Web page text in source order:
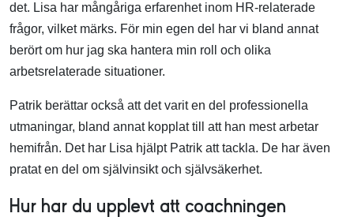
det. Lisa har mångåriga erfarenhet inom HR-relaterade
frågor, vilket märks. För min egen del har vi bland annat
berört om hur jag ska hantera min roll och olika
arbetsrelaterade situationer.
Patrik berättar också att det varit en del professionella
utmaningar, bland annat kopplat till att han mest arbetar
hemifrån. Det har Lisa hjälpt Patrik att tackla. De har även
pratat en del om självinsikt och självsäkerhet.
Hur har du upplevt att coachningen